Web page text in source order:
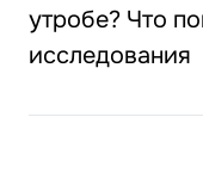
утробе? Что
исследования